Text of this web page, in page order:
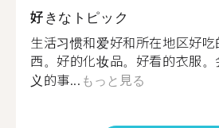
好きなトピック
生活习惯和爱好和所在地区好
西。好的化妆品。好看的衣服
义的事... もっと見る